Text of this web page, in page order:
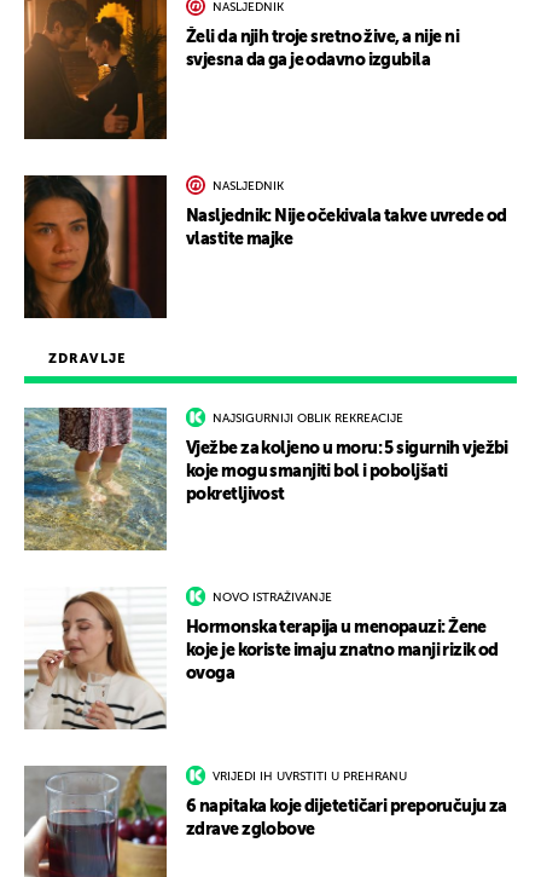
ZDRAVLJE
NAJSIGURNIJI OBLIK REKREACIJE
Vježbe za koljeno u moru: 5 sigurnih vježbi
koje mogu smanjiti bol i poboljšati
pokretljivost
NOVO ISTRAŽIVANJE
Hormonska terapija u menopauzi: Žene
koje je koriste imaju znatno manji rizik od
ovoga
VRIJEDI IH UVRSTITI U PREHRANU
6 napitaka koje dijetetičari preporučuju za
zdrave zglobove
NASLJEDNIK
Želi da njih troje sretno žive, a nije ni
svjesna da ga je odavno izgubila
NASLJEDNIK
Nasljednik: Nije očekivala takve uvrede od
vlastite majke